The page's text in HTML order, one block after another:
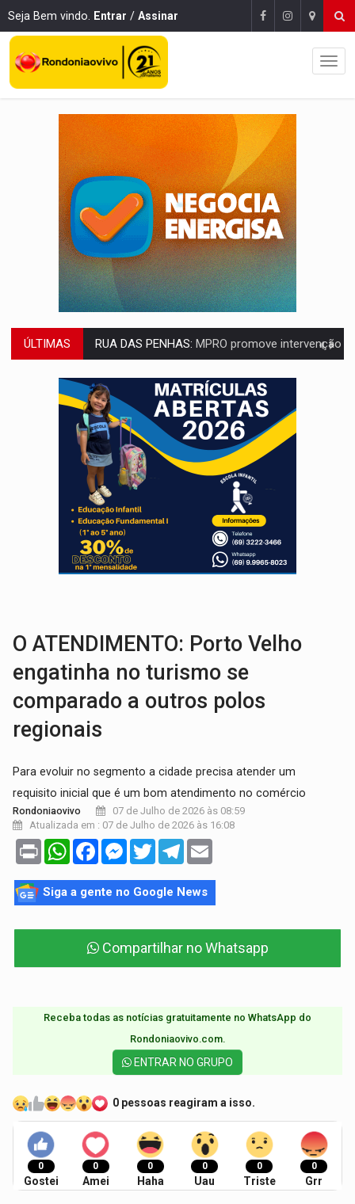
Seja Bem vindo. Entrar / Assinar
ÚLTIMAS PEDIDO DE PROVIDÊNCIA: Erosão ameaça acesso a bairros às margens do
ELEIÇÕES 2026:Policial candidato a deputado federal do PL declara
Publicação Legal:AVISO DE LICITAÇÃO: PREGÃO ELETRÔNICO N.°
NO CASTANHEIRA:Denúncia de 'tribunal do crime' leva PM a prender
NO FLAGRA: 'Churrasco' e comparsas do CV são presos com moto
URGENTE: Homem é baleado após apontar arma para
GRAVE: Homem é esfaqueado no peito durante briga
VÍDEO:Denarc e Receita Federal apreendem 12 kg de skunk e arma que
O ATENDIMENTO: Porto Velho
engatinha no turismo se
comparado a outros polos
regionais
Para evoluir no segmento a cidade precisa atender um
requisito inicial que é um bom atendimento no comércio
Rondoniaovivo
07 de Julho de 2026 às 08:59
Atualizada em : 07 de Julho de 2026 às 16:08
Print WhatsAppFacebookMessenger
TwitterTelegram
Siga a gente no Google News
Compartilhar no Whatsapp
Receba todas as notícias gratuitamente no WhatsApp do
Rondoniaovivo.com.​
ENTRAR NO GRUPO
0 pessoas reagiram a isso.
0
Gostei
0
Amei
0
Haha
0
Uau
0
Triste
0
Grr